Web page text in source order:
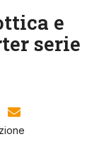
e
serie